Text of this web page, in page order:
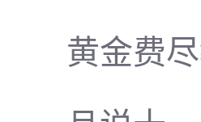
黄金费尽